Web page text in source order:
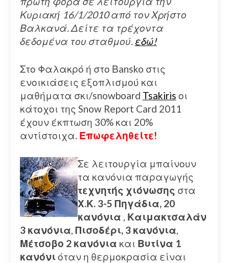
Κυριακή 16/1/2010 από τον Χρήστο
Βαλκανά. Δείτε τα τρέχοντα
δεδομένα του σταθμού. εδώ!
Στο Φαλακρό ή στο Βansko στις
ενοικιάσεις εξοπλισμού και
μαθήματα σκι/snowboard Tsakiris οι
κάτοχοι της Snow Report Card 2011
έχουν έκπτωση 30% και 20%
αντίστοιχα. Επωφεληθείτε!
Σε λειτουργία μπαίνουν
τα κανόνια παραγωγής
τεχνητής χιόνωσης στα
Χ.Κ. 3-5 Πηγάδια, 20
κανόνια , Καιμακτσαλάν
3 κανόνια, Πισοδέρι, 3 κανόνια,
Μέτσοβο 2 κανόνια και Βυτίνα 1
κανόνιόταν η θερμοκρασία είναι